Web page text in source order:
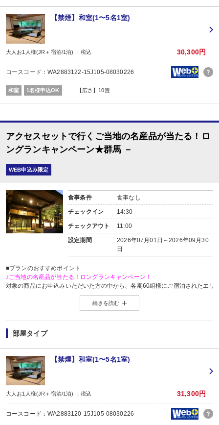
2泊以上でお申し込みできる、お得なプランです。
※1泊でのご予約はできません
※すべての宿泊日が同一条件となります。
【お宿からのお楽しみメニュー】
・ 賀寿の当月内にご宿泊の場合、還暦・喜寿・米寿のお祝いちゃんちゃんこ無
【禁煙】和室(1〜5名1室)
大人お1人様(JR＋宿泊/1泊) ：税込 30,300円
コースコード：WA2883122-15J105-08030226
和室 1名様申込OK 【広さ】10畳
アクセスセットで行くご当地の名産品が当たる！ロ
ングランキャンペーン★群馬 －
WEB申込み限定
食事条件 食事なし
チェックイン 14:30
チェックアウト 11:00
設定期間
2026年07月01日～2026年09月30
日
■プランのおすすめポイント
♪ご当地の名産品が当たる！ロングランキャンペーン！
対象の商品にお申込みいただいた方の中から、各期60組様にご宿泊されたエリ
※当選した方には各期終了後の翌月中旬頃にメールにてご連絡いたします。
当選した場合は、ご当地名産品発送のため、お客様の氏名・住所・電話番号
ご当地名産品発送以外の目的では使用いたしません。
※「＠nta.co.jp」よりメールをお送りいたしますので、ドメイン受信設定を
※
ご当地名産品キャンペーンサイト 詳しくはこちら
【お宿からのお楽しみメニュー】
・賀寿の当月内にご宿泊の場合、還暦・喜寿・米寿のお祝いちゃんちゃんこ無
※証明できるものをお持ちください。
※予約条件入力の画面でチェックを入れて下さい。
続きを読む
部屋タイプ
【禁煙】和室(1〜5名1室)
大人お1人様(JR＋宿泊/1泊) ：税込 31,300円
コースコード：WA2883120-15J105-08030226